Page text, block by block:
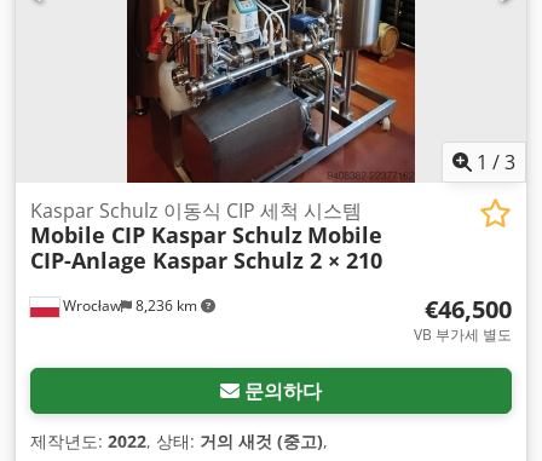
1 /3
Wrocław 8,236 km
Kaspar Schulz 이동식 CIP 세척 시스템
Mobile CIP Kaspar Schulz Mobile
CIP-Anlage Kaspar Schulz 2 × 210
€46,500
VB 부가세 별도
문의하다
제작년도: 2022, 상태: 거의 새것 (중고),